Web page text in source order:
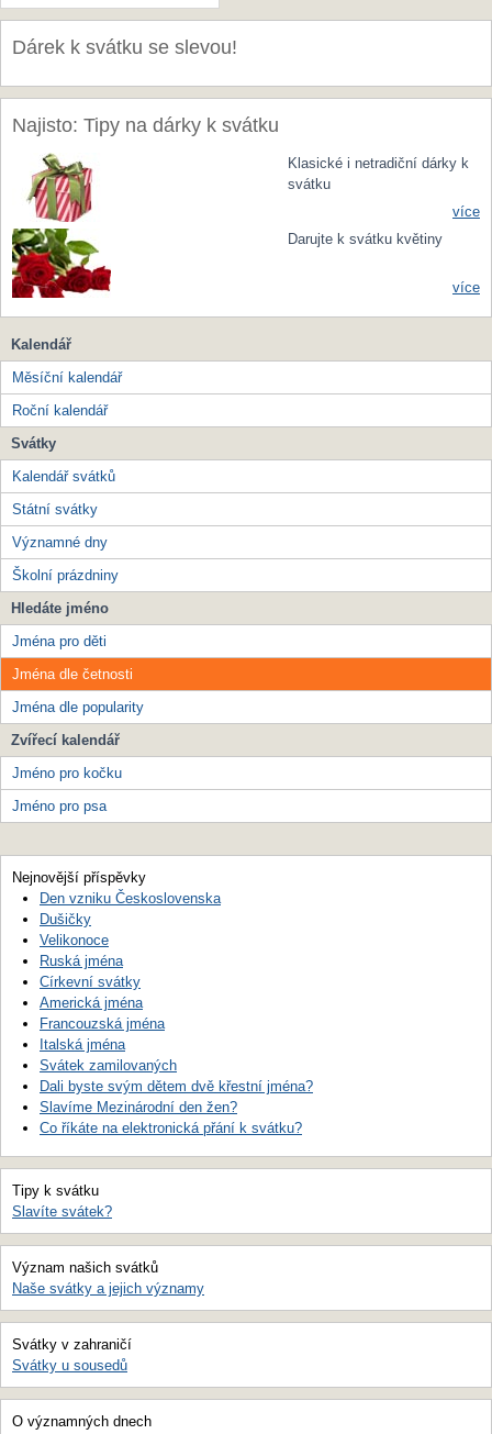
Dárek k svátku se slevou!
Najisto: Tipy na dárky k svátku
Klasické i netradiční dárky k
svátku
více
Darujte k svátku květiny
více
Kalendář
Měsíční kalendář
Roční kalendář
Svátky
Kalendář svátků
Státní svátky
Významné dny
Školní prázdniny
Hledáte jméno
Jména pro děti
Jména dle četnosti
Jména dle popularity
Zvířecí kalendář
Jméno pro kočku
Jméno pro psa
Nejnovější příspěvky
Den vzniku Československa
Dušičky
Velikonoce
Ruská jména
Církevní svátky
Americká jména
Francouzská jména
Italská jména
Svátek zamilovaných
Dali byste svým dětem dvě křestní jména?
Slavíme Mezinárodní den žen?
Co říkáte na elektronická přání k svátku?
Tipy k svátku
Slavíte svátek?
Význam našich svátků
Naše svátky a jejich významy
Svátky v zahraničí
Svátky u sousedů
O významných dnech